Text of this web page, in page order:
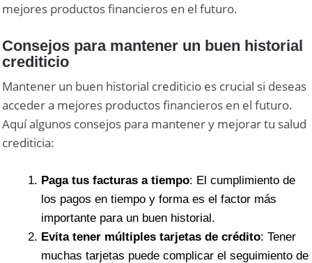
mejores productos financieros en el futuro.
Consejos para mantener un buen historial
crediticio
Mantener un buen historial crediticio es crucial si deseas
acceder a mejores productos financieros en el futuro.
Aquí algunos consejos para mantener y mejorar tu salud
crediticia:
Paga tus facturas a tiempo: El cumplimiento de
los pagos en tiempo y forma es el factor más
importante para un buen historial.
Evita tener múltiples tarjetas de crédito: Tener
muchas tarjetas puede complicar el seguimiento de